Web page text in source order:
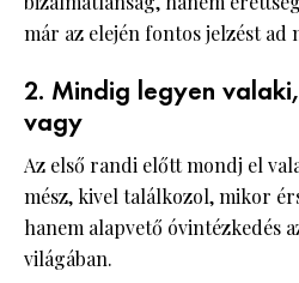
már az elején fontos jelzést ad
2. Mindig legyen
vagy
Az első randi előtt mondj el
mész, kivel találkozol, mikor
hanem alapvető óvintézkedés
világában.